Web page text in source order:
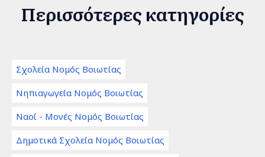
Περισσότερες κατηγορίες
Σχολεία Νομός Βοιωτίας
Νηπιαγωγεία Νομός Βοιωτίας
Ναοί - Μονές Νομός Βοιωτίας
Δημοτικά Σχολεία Νομός Βοιωτίας